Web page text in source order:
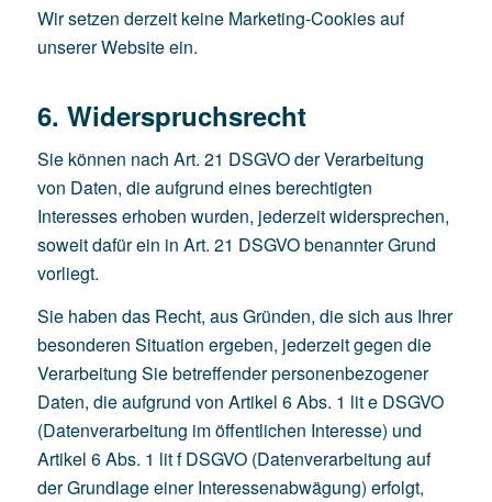
Wir setzen derzeit keine Marketing-Cookies auf
unserer Website ein.
6. Widerspruchsrecht
Sie können nach Art. 21 DSGVO der Verarbeitung
von Daten, die aufgrund eines berechtigten
Interesses erhoben wurden, jederzeit widersprechen,
soweit dafür ein in Art. 21 DSGVO benannter Grund
vorliegt.
Sie haben das Recht, aus Gründen, die sich aus Ihrer
besonderen Situation ergeben, jederzeit gegen die
Verarbeitung Sie betreffender personenbezogener
Daten, die aufgrund von Artikel 6 Abs. 1 lit e DSGVO
(Datenverarbeitung im öffentlichen Interesse) und
Artikel 6 Abs. 1 lit f DSGVO (Datenverarbeitung auf
der Grundlage einer Interessenabwägung) erfolgt,